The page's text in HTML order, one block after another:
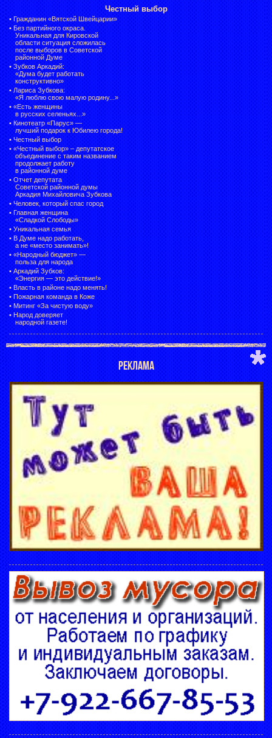
Честный выбор
• Гражданин «Вятской Швейцарии»
• Без партийного окраса.
Уникальная для Кировской
области ситуация сложилась
после выборов в Советской
районной Думе
• Зубков Аркадий:
«Дума будет работать
конструктивно»
• Лариса Зубкова:
«Я люблю свою малую родину...»
• «Есть женщины
в русских селеньях...»
• Кинотеатр «Парус» —
лучший подарок к Юбилею города!
• Честный выбор
• «Честный выбор» – депутатское
объединение с таким названием
продолжает работу
в районной думе
• Отчет депутата
Советской районной думы
Аркадия Михайловича Зубкова
• Человек, который спас город
• Главная женщина
«Сладкой Слободы»
• Уникальная семья
• В Думе надо работать,
а не «место занимать»!
• «Народный бюджет» —
польза для народа
• Аркадий Зубков:
«Энергия — это действие!»
• Власть в районе надо менять!
• Пожарная команда в Коже
• Митинг «За чистую воду»
• Народ доверяет
народной газете!
РЕКЛАМА